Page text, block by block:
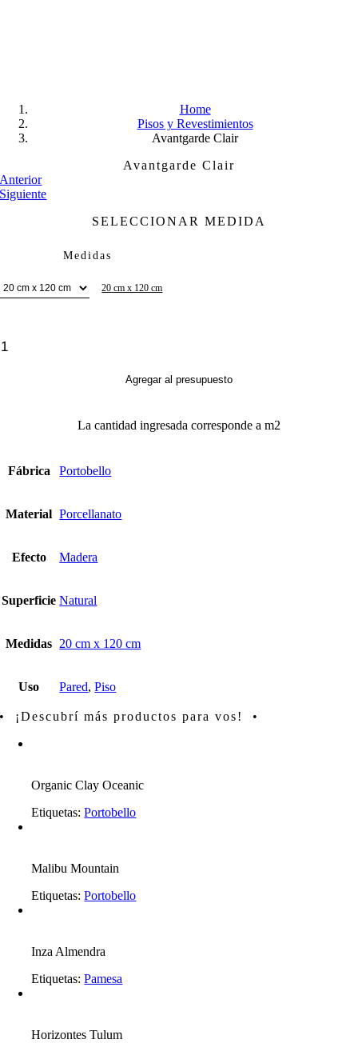
Home
Pisos y Revestimientos
Avantgarde Clair
Avantgarde Clair
Anterior
Siguiente
SELECCIONAR MEDIDA
Medidas
20 cm x 120 cm
Agregar al presupuesto
La cantidad ingresada corresponde a m2
Fábrica Portobello
Material Porcellanato
Efecto Madera
Superficie Natural
Medidas 20 cm x 120 cm
Uso Pared,Piso
• ¡Descubrí más productos para vos! •
Organic Clay Oceanic
Etiquetas:Portobello
Malibu Mountain
Etiquetas:Portobello
Inza Almendra
Etiquetas:Pamesa
Horizontes Tulum